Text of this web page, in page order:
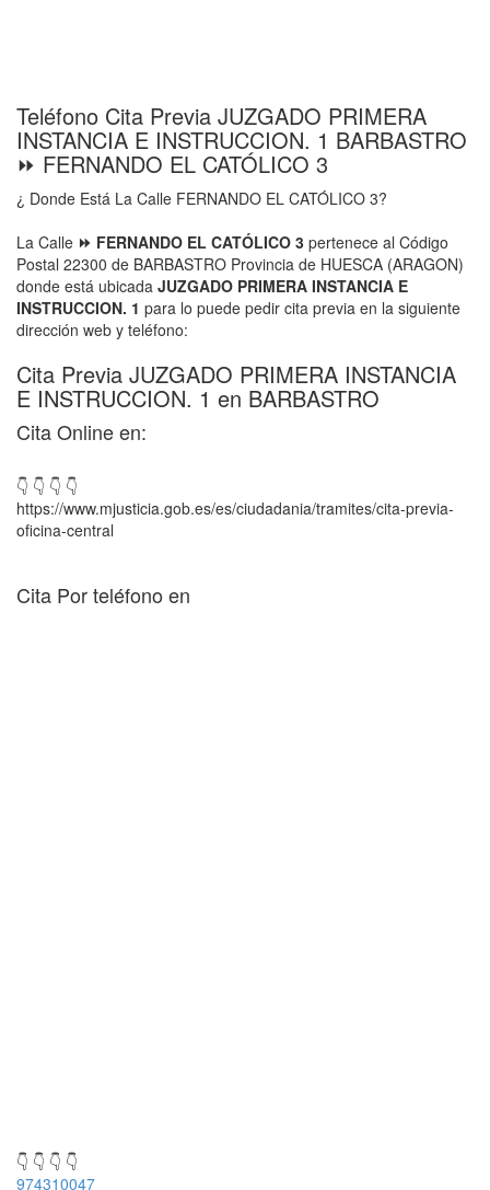
Teléfono Cita Previa JUZGADO PRIMERA
INSTANCIA E INSTRUCCION. 1 BARBASTRO
⏩ FERNANDO EL CATÓLICO 3
¿ Donde Está La Calle FERNANDO EL CATÓLICO 3?
La Calle ⏩ FERNANDO EL CATÓLICO 3 pertenece al Código
Postal 22300 de BARBASTRO Provincia de HUESCA (ARAGON)
donde está ubicada JUZGADO PRIMERA INSTANCIA E
INSTRUCCION. 1 para lo puede pedir cita previa en la siguiente
dirección web y teléfono:
Cita Previa JUZGADO PRIMERA INSTANCIA
E INSTRUCCION. 1 en BARBASTRO
Cita Online en:
👇 👇 👇 👇
https://www.mjusticia.gob.es/es/ciudadania/tramites/cita-previa-
oficina-central
Cita Por teléfono en
👇 👇 👇 👇
974310047